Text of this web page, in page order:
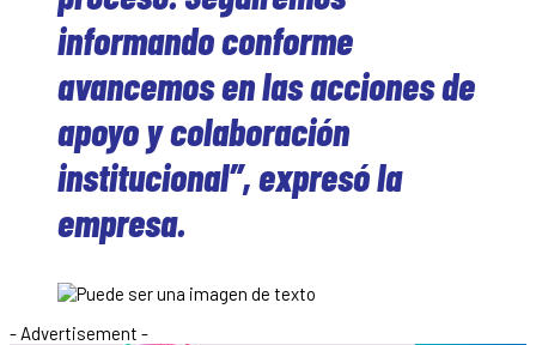
informando conforme
avancemos en las acciones de
apoyo y colaboración
institucional”, expresó la
empresa.
- Advertisement -